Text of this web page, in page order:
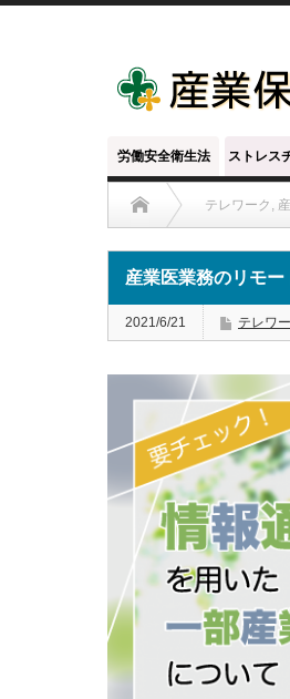
労働安全衛生法 ストレス
テレワーク ,
産業医業務のリモ
2021/6/21 テレワ